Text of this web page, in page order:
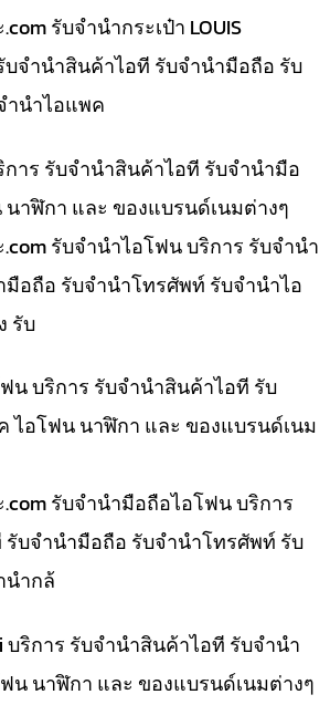
รับจำนำกระเป๋า LOUIS
บจำนำสินค้าไอที รับจำนำมือถือ รับ
ำนำไอแพค
าร รับจำนำสินค้าไอที รับจำนำมือ
าฬิกา และ ของแบรนด์เนมต่างๆ
รับจำนำไอโฟน บริการ รับจำนำ
อถือ รับจำนำโทรศัพท์ รับจำนำไอ
รับ
น บริการ รับจำนำสินค้าไอที รับ
ไอโฟน นาฬิกา และ ของแบรนด์เนม
รับจำนำมือถือไอโฟน บริการ
บจำนำมือถือ รับจำนำโทรศัพท์ รับ
นำกล้
บริการ รับจำนำสินค้าไอที รับจำนำ
น นาฬิกา และ ของแบรนด์เนมต่างๆ